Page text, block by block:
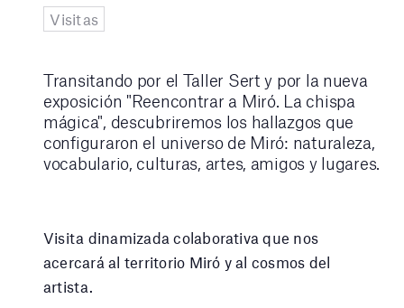
Visitas
Transitando por el Taller Sert y por la nueva
exposición "Reencontrar a Miró. La chispa
mágica", descubriremos los hallazgos que
configuraron el universo de Miró: naturaleza,
vocabulario, culturas, artes, amigos y lugares.
Visita dinamizada colaborativa que nos
acercará al territorio Miró y al cosmos del
artista.